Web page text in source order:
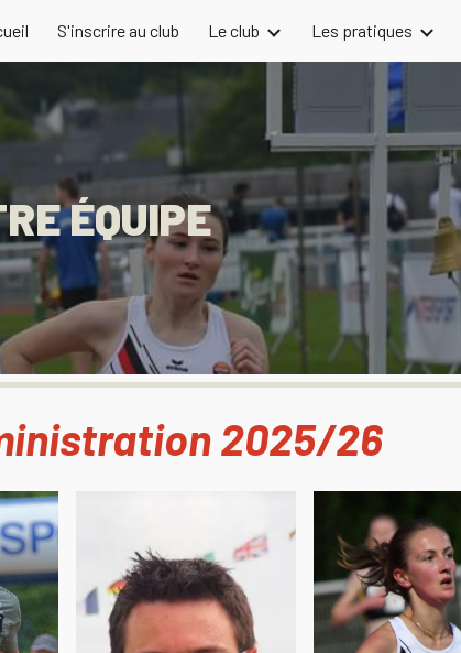
Skip to navigation
S'inscrire au club Le club Les pratiques
ÉQUIPE
2025/26